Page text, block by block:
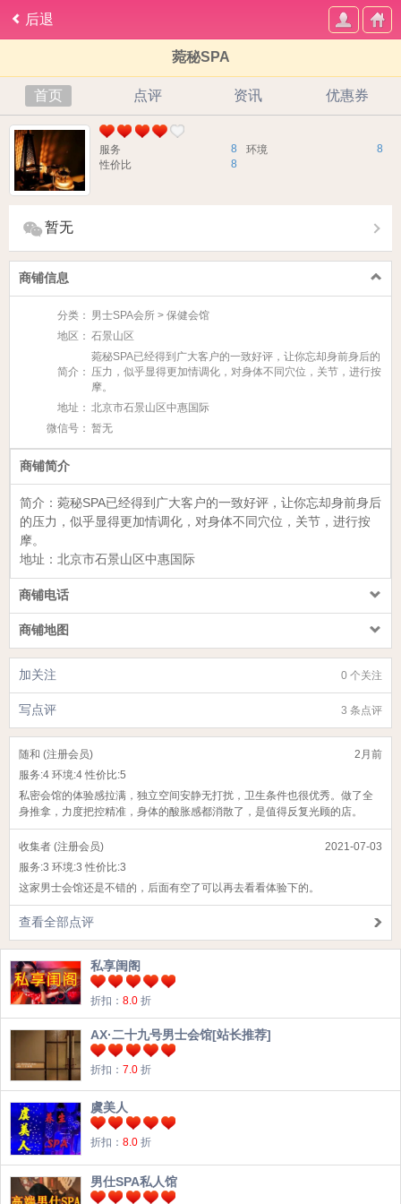
后退
菀秘SPA
首页 点评 资讯 优惠券
8
服务 8
环境
8
性价比
暂无
商铺信息
分类： 男士SPA会所 > 保健会馆
地区： 石景山区
简介：
菀秘SPA已经得到广大客户的一致好评，让你忘却身前身后的
压力，似乎显得更加情调化，对身体不同穴位，关节，进行按
摩。
地址： 北京市石景山区中惠国际
微信号： 暂无
商铺简介
简介： 菀秘SPA已经得到广大客户的一致好评，让你忘却身前身后
的压力，似乎显得更加情调化，对身体不同穴位，关节，进行按
摩。
地址： 北京市石景山区中惠国际
商铺电话
商铺地图
0 个关注
加关注
3 条点评
写点评
2月前
随和 (注册会员)
服务:4 环境:4 性价比:5
私密会馆的体验感拉满，独立空间安静无打扰，卫生条件也很优秀。做了全
身推拿，力度把控精准，身体的酸胀感都消散了，是值得反复光顾的店。
2021-07-03
收集者 (注册会员)
服务:3 环境:3 性价比:3
这家男士会馆还是不错的，后面有空了可以再去看看体验下的。
查看全部点评
私享闺阁
折扣： 8.0 折
AX·二十九号男士会馆[站长推荐]
折扣： 7.0 折
虞美人
折扣： 8.0 折
男仕SPA私人馆